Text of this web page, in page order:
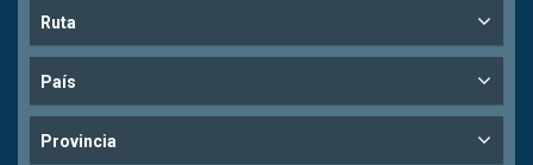
Ruta
País
Provincia